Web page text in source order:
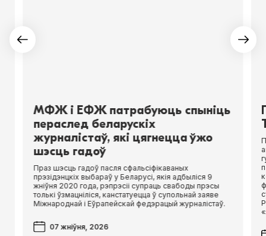
МФЖ і ЕФЖ патрабуюць спыніць
пераслед беларускіх
журналістаў, які цягнецца ўжо
шэсць гадоў
Праз шэсць гадоў пасля сфальсіфікаваных
прэзідэнцкіх выбараў у Беларусі, якія адбыліся 9
жніўня 2020 года, рэпрэсіі супраць свабоды прэсы
толькі ўзмацніліся, канстатуецца ў супольнай заяве
Міжнароднай і Еўрапейскай федэрацый журналістаў.
07 жніўня, 2026